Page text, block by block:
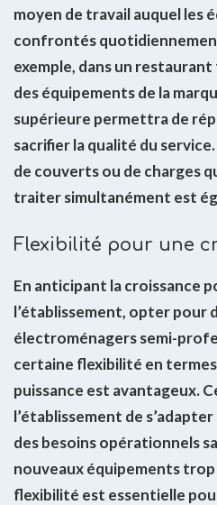
moyen de travail auquel les
confrontés
exemple, dans un
des équipements de la
supérieure permettra de
sacrifier la qualité du
de couverts ou de charges
traiter simultanément est
Flexibilité pour une
En anticipant la croissance
l’établissement, opter pour
électroménagers semi-
certaine flexibilité en
puissance est avantageux.
l’établissement de
des besoins opérationnels
nouveaux équipements
flexibilité est essentielle